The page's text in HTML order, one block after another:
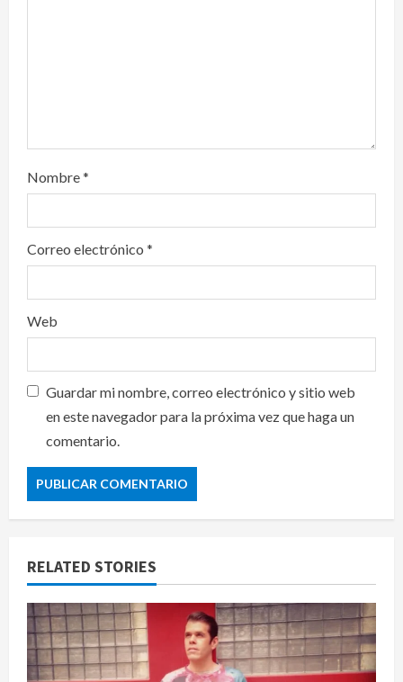
Nombre*
Correo electrónico *
Web
Guardar mi nombre, correo electrónico y sitio web
en este navegador para la próxima vez que haga un
comentario.
RELATED STORIES